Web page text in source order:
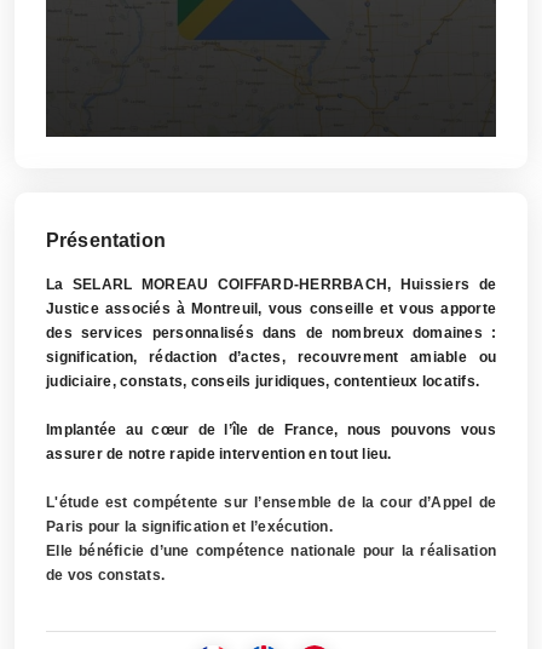
Présentation
La SELARL MOREAU COIFFARD-HERRBACH, Huissiers de
Justice associés à Montreuil, vous conseille et vous apporte
des services personnalisés dans de nombreux domaines :
signification, rédaction d’actes, recouvrement amiable ou
judiciaire, constats, conseils juridiques, contentieux locatifs.
Implantée au cœur de l’île de France, nous pouvons vous
assurer de notre rapide intervention en tout lieu.
L'étude est compétente sur l’ensemble de la cour d’Appel de
Paris pour la signification et l’exécution.
Elle bénéficie d’une compétence nationale pour la réalisation
de vos constats.